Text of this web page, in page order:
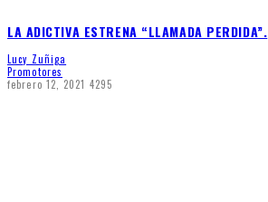
LA ADICTIVA ESTRENA “LLAMADA PERDIDA”.
Lucy Zuñiga
Promotores
febrero 12, 2021 4295